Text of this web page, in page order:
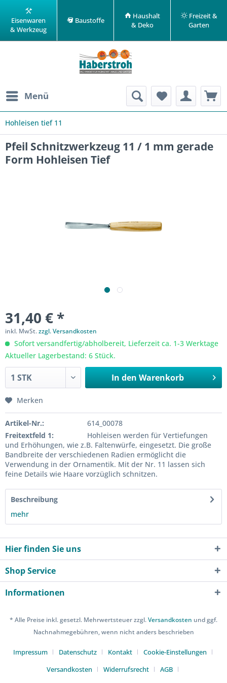
Eisenwaren
& Werkzeug
Baustoffe
Haushalt
& Deko
Freizeit &
Garten
Menü
Hohleisen tief 11
Pfeil Schnitzwerkzeug 11 / 1 mm gerade
Form Hohleisen Tief
31,40 € *
inkl. MwSt.zzgl. Versandkosten
Sofort versandfertig/abholbereit, Lieferzeit ca. 1-3 Werktage
Aktueller Lagerbestand: 6 Stück.
In den Warenkorb
Merken
Artikel-Nr.:
614_00078
Freitextfeld 1:
Hohleisen werden für Vertiefungen
und Erhöhungen, wie z.B. Faltenwürfe, eingesetzt. Die große
Bandbreite der verschiedenen Radien ermöglicht die
Verwendung in der Ornamentik. Mit der Nr. 11 lassen sich
feine Details wie Haare vorzüglich schnitzen.
Beschreibung
mehr
Hier finden Sie uns
Shop Service
Informationen
* Alle Preise inkl. gesetzl. Mehrwertsteuer zzgl.Versandkosten und ggf.
Nachnahmegebühren, wenn nicht anders beschrieben
Impressum Datenschutz Kontakt
Cookie-Einstellungen
Versandkosten
Widerrufsrecht
AGB